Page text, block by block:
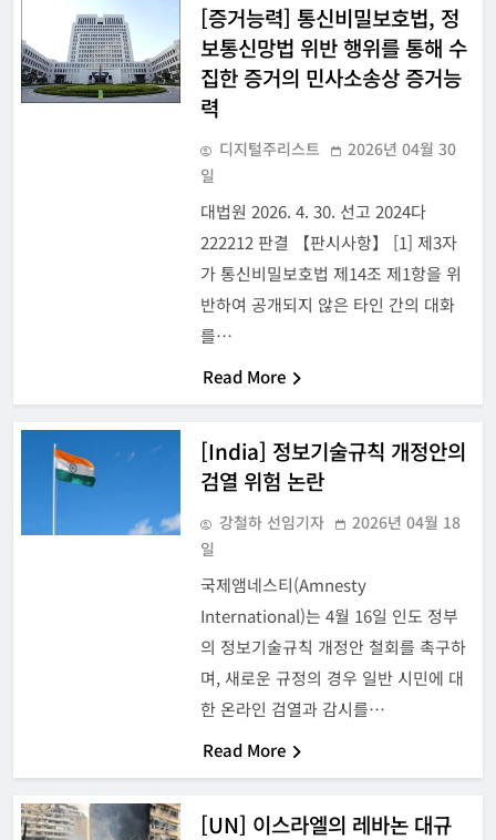
[증거능력] 통신비밀보호법, 정
보통신망법 위반 행위를 통해 수
집한 증거의 민사소송상 증거능
력
디지털주리스트
2026년 04월 30
일
대법원 2026. 4. 30. 선고 2024다
222212 판결 【판시사항】 [1] 제3자
가 통신비밀보호법 제14조 제1항을 위
반하여 공개되지 않은 타인 간의 대화
를…
Read More
[India] 정보기술규칙 개정안의
검열 위험 논란
강철하 선임기자
2026년 04월 18
일
국제앰네스티(Amnesty
International)는 4월 16일 인도 정부
의 정보기술규칙 개정안 철회를 촉구하
며, 새로운 규정의 경우 일반 시민에 대
한 온라인 검열과 감시를…
Read More
[UN] 이스라엘의 레바논 대규